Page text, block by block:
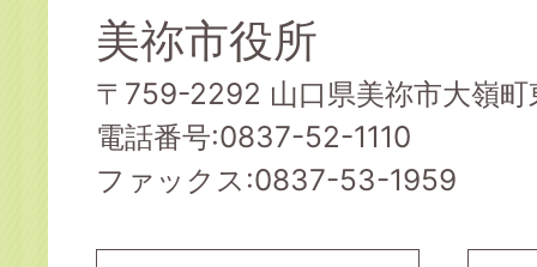
美祢市役所
〒759-2292 山口県美祢市大嶺
電話番号:0837-52-1110
ファックス:0837-53-1959